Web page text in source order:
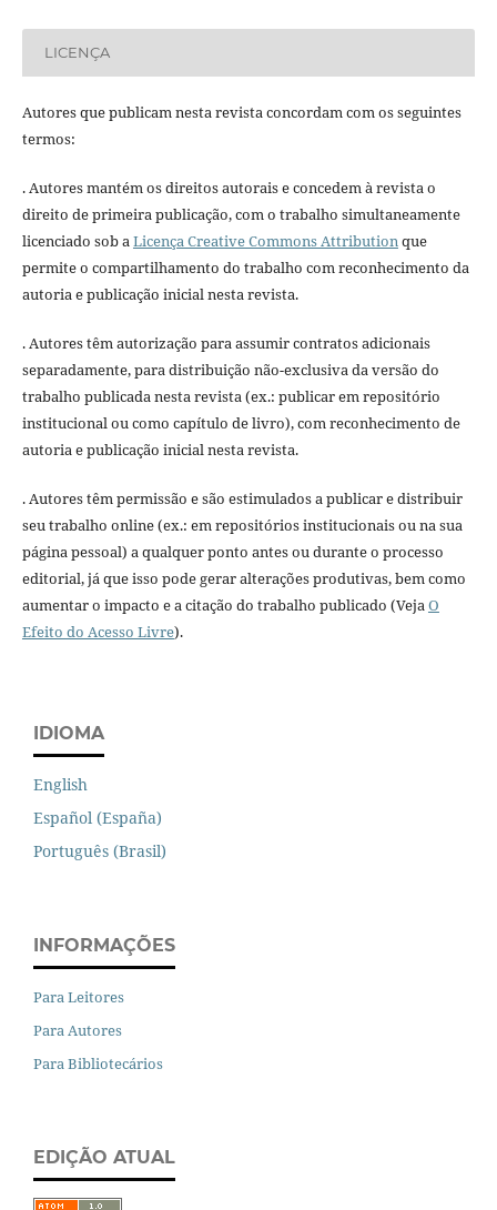
LICENÇA
Autores que publicam nesta revista concordam com os seguintes
termos:
. Autores mantém os direitos autorais e concedem à revista o
direito de primeira publicação, com o trabalho simultaneamente
licenciado sob aLicença Creative Commons Attributionque
permite o compartilhamento do trabalho com reconhecimento da
autoria e publicação inicial nesta revista.
. Autores têm autorização para assumir contratos adicionais
separadamente, para distribuição não-exclusiva da versão do
trabalho publicada nesta revista (ex.: publicar em repositório
institucional ou como capítulo de livro), com reconhecimento de
autoria e publicação inicial nesta revista.
. Autores têm permissão e são estimulados a publicar e distribuir
seu trabalho online (ex.: em repositórios institucionais ou na sua
página pessoal) a qualquer ponto antes ou durante o processo
editorial, já que isso pode gerar alterações produtivas, bem como
aumentar o impacto e a citação do trabalho publicado (VejaO
Efeito do Acesso Livre).
IDIOMA
English
Español (España)
Português (Brasil)
INFORMAÇÕES
Para Leitores
Para Autores
Para Bibliotecários
EDIÇÃO ATUAL